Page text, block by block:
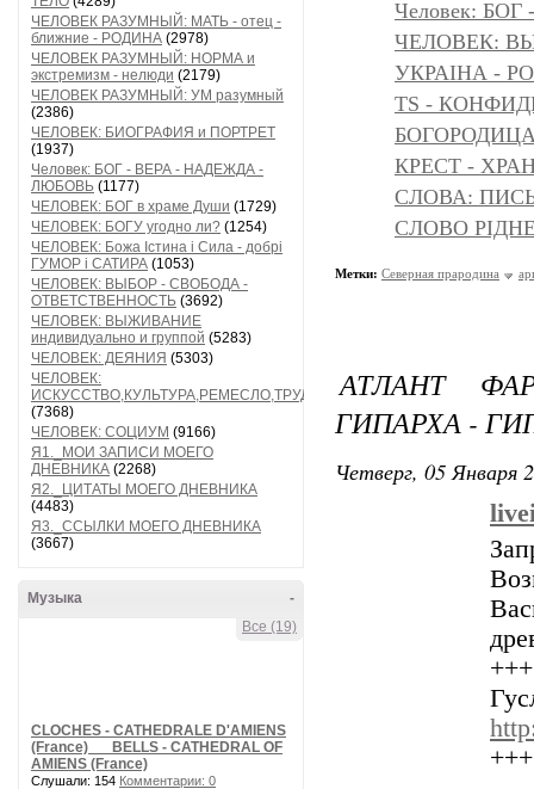
ЧЕЛОВЕК РАЗУМНЫЙ: МАТЬ - отец -
ближние - РОДИНА (2978)
ЧЕЛОВЕК РАЗУМНЫЙ: НОРМА и
экстремизм - нелюди (2179)
ЧЕЛОВЕК РАЗУМНЫЙ: УМ разумный
(2386)
ЧЕЛОВЕК: БИОГРАФИЯ и ПОРТРЕТ
(1937)
Человек: БОГ - ВЕРА - НАДЕЖДА -
ЛЮБОВЬ (1177)
ЧЕЛОВЕК: БОГ в храме Души (1729)
ЧЕЛОВЕК: БОГУ угодно ли? (1254)
ЧЕЛОВЕК: Божа Істина і Сила - добрі
ГУМОР і САТИРА (1053)
ЧЕЛОВЕК: ВЫБОР - СВОБОДА -
ОТВЕТСТВЕННОСТЬ (3692)
ЧЕЛОВЕК: ВЫЖИВАНИЕ
индивидуально и группой (5283)
ЧЕЛОВЕК: ДЕЯНИЯ (5303)
ЧЕЛОВЕК:
ИСКУССТВО,КУЛЬТУРА,РЕМЕСЛО,ТРУД
(7368)
ЧЕЛОВЕК: СОЦИУМ (9166)
Я1._МОИ ЗАПИСИ МОЕГО
ДНЕВНИКА (2268)
Я2._ЦИТАТЫ МОЕГО ДНЕВНИКА
(4483)
Я3._ССЫЛКИ МОЕГО ДНЕВНИКА
(3667)
-
Музыка
Все (19)
CLOCHES - CATHEDRALE D'AMIENS
(France) __ BELLS - CATHEDRAL OF
AMIENS (France)
Слушали: 154 Комментарии: 0
Человек:
ЧЕЛОВЕК:
УКРАІНА -
TS -
КРЕСТ -
СЛОВА:
СЛОВО
Метки: Северная прародина
АТЛАНТ
ГИПАРХА -
Четверг, 05 Января
+++